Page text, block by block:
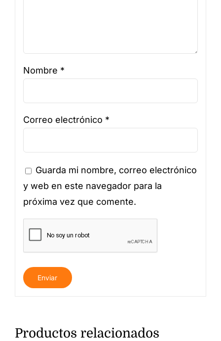
Nombre *
Correo electrónico *
Guarda mi nombre, correo electrónico
y web en este navegador para la
próxima vez que comente.
Productos relacionados